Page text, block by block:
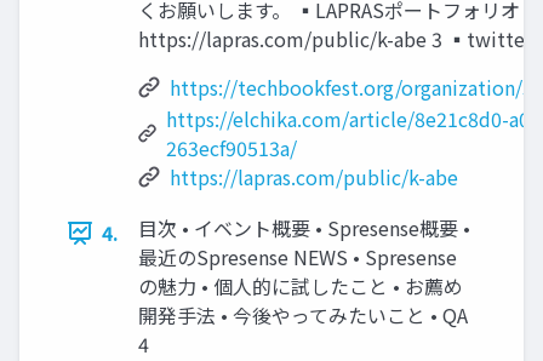
くお願いします。 ▪LAPRASポートフォリオ：
https://lapras.com/public/k-abe 3 ▪twitter:
https://techbookfest.org/organization/
https://elchika.com/article/8e21c8d0-
263ecf90513a/
https://lapras.com/public/k-abe
4.
目次 • イベント概要 • Spresense概要 •
最近のSpresense NEWS • Spresense
の魅力 • 個人的に試したこと • お薦め
開発手法 • 今後やってみたいこと • QA
4